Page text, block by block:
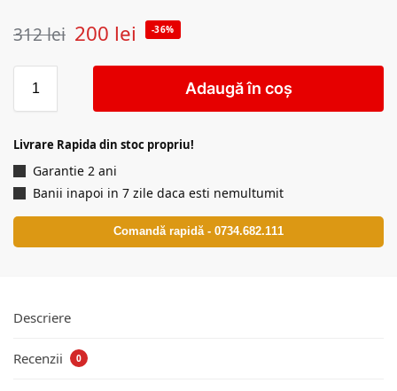
312lei 200 lei -36%
Adaugă în coș
Livrare Rapida din stoc propriu!
Garantie 2 ani
Banii inapoi in 7 zile daca esti nemultumit
Comandă rapidă - 0734.682.111
Descriere
Recenzii 0